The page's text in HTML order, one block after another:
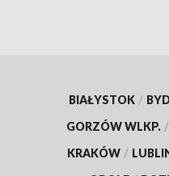
BIAŁYSTOK /
GORZÓW WLKP. /
KRAKÓW /